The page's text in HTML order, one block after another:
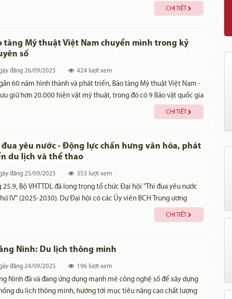
có ngày bảo tàng ghi nhận tới 60.000 lượt tham quan...
CHI TIẾT
tàng Mỹ thuật Việt Nam chuyển mình trong kỷ
số
đăng26/09/2025 424 lượt xem
60 năm hình thành và phát triển, Bảo tàng Mỹ thuật Việt Nam -
giữ hơn 20.000 hiện vật mỹ thuật, trong đó có 9 Bảo vật quốc gia
bước vào một giai đoạn mới với những đổi thay mạnh mẽ nhờ
CHI TIẾT
đua yêu nước - Động lực chấn hưng văn hóa, phát
du lịch và thể thao
đăng25/09/2025 353 lượt xem
25.9, Bộ VHTTDL đã long trọng tổ chức Đại hội "Thi đua yêu nước
IV" (2025-2030). Dự Đại hội có các Ủy viên BCH Trung ương
Phó Thủ tướng Chính phủ Lê Thành Long, Bộ trưởng Bộ VHTTDL
CHI TIẾT
Ninh: Du lịch thông minh
đăng24/09/2025 196 lượt xem
Ninh đã và đang ứng dụng mạnh mẽ công nghệ số để xây dựng
du lịch thông minh, hướng tới mục tiêu nâng cao chất lượng